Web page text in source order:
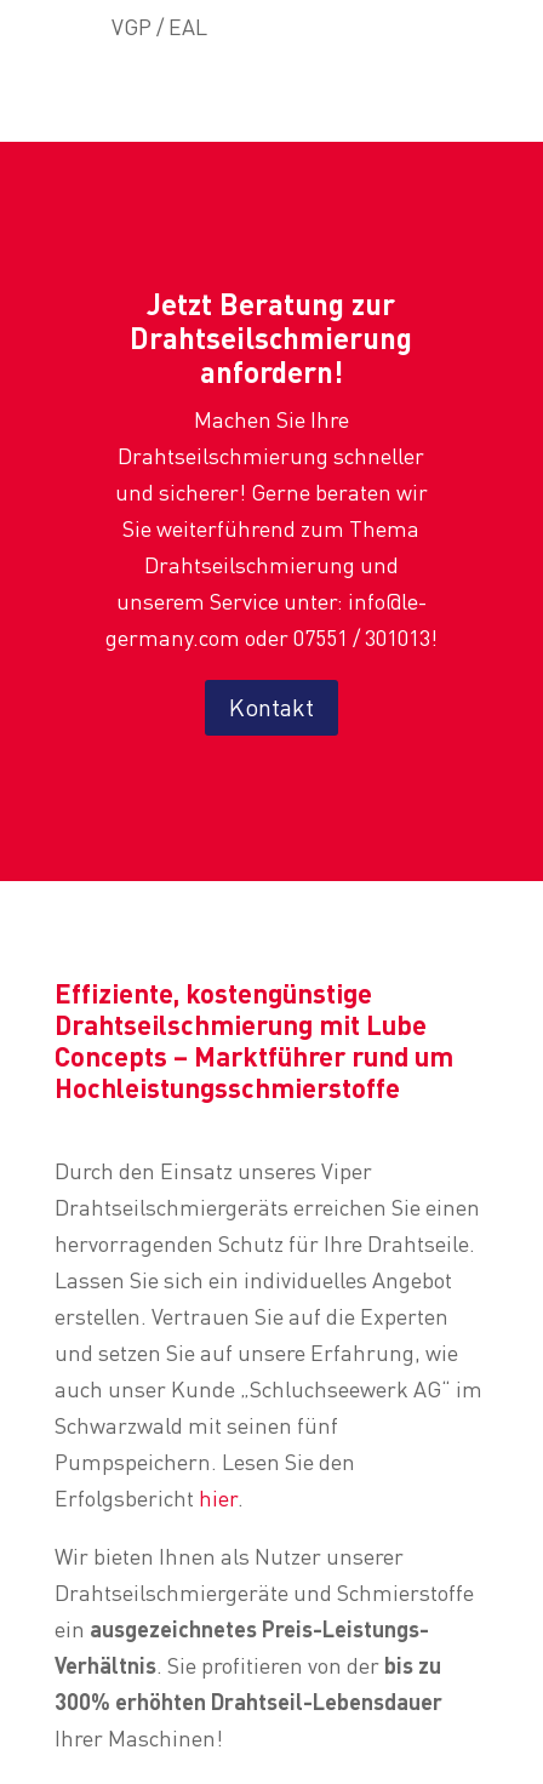
VGP / EAL
Jetzt Beratung zur
Drahtseilschmierung
anfordern!
Machen Sie Ihre
Drahtseilschmierung schneller
und sicherer! Gerne beraten wir
Sie weiterführend zum Thema
Drahtseilschmierung und
unserem Service unter: info@le-
germany.com oder 07551 / 301013!
Kontakt
Effiziente, kostengünstige
Drahtseilschmierung mit Lube
Concepts – Marktführer rund um
Hochleistungsschmierstoffe
Durch den Einsatz unseres Viper
Drahtseilschmiergeräts erreichen Sie einen
hervorragenden Schutz für Ihre Drahtseile.
Lassen Sie sich ein individuelles Angebot
erstellen. Vertrauen Sie auf die Experten
und setzen Sie auf unsere Erfahrung, wie
auch unser Kunde „Schluchseewerk AG“ im
Schwarzwald mit seinen fünf
Pumpspeichern. Lesen Sie den
Erfolgsbericht hier.
Wir bieten Ihnen als Nutzer unserer
Drahtseilschmiergeräte und Schmierstoffe
ein ausgezeichnetes Preis-Leistungs-
Verhältnis. Sie profitieren von der bis zu
300% erhöhten Drahtseil-Lebensdauer
Ihrer Maschinen!